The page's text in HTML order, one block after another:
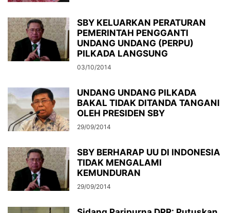
SBY KELUARKAN PERATURAN
PEMERINTAH PENGGANTI
UNDANG UNDANG (PERPU)
PILKADA LANGSUNG
03/10/2014
UNDANG UNDANG PILKADA
BAKAL TIDAK DITANDA TANGANI
OLEH PRESIDEN SBY
29/09/2014
SBY BERHARAP UU DI INDONESIA
TIDAK MENGALAMI
KEMUNDURAN
29/09/2014